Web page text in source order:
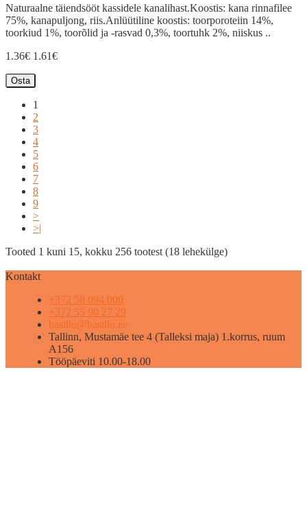
Naturaalne täiendsööt kassidele kanalihast.Koostis: kana rinnafilee
75%, kanapuljong, riis.Anlüütiline koostis: toorporoteiin 14%,
toorkiud 1%, toorõlid ja -rasvad 0,3%, toortuhk 2%, niiskus ..
1.36€ 1.61€
Osta
1
2
3
4
5
6
7
8
9
>
>|
Tooted 1 kuni 15, kokku 256 tootest (18 lehekülge)
Kontakt
+372 58 094 000
+372 55 90 27 29
basilio@basilio.ee
Tallinn, Mustamäe tee 4 (Talleksi maja) 1.korrus, ruum
A156
Tööpäeviti 10.00-18.00